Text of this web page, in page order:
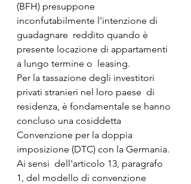
(BFH) presuppone
inconfutabilmente l'intenzione di
guadagnare  reddito quando è
presente locazione di appartamenti
a lungo termine o  leasing.
Per la tassazione degli investitori
privati stranieri nel loro paese  di
residenza, è fondamentale se hanno
concluso una cosiddetta
Convenzione per la doppia
imposizione (DTC) con la Germania.
Ai sensi  dell'articolo 13, paragrafo
1, del modello di convenzione